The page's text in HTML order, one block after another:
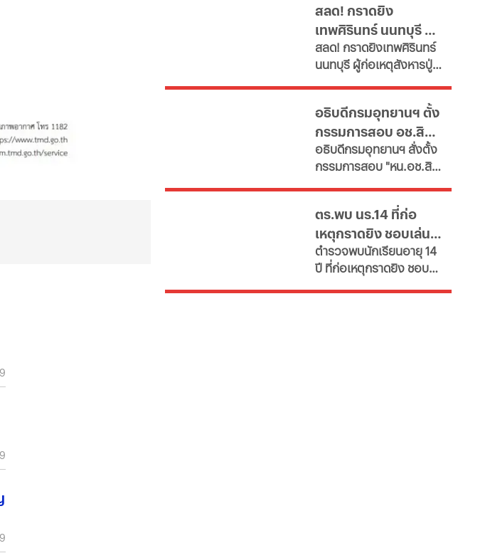
รายจ่ายบุคลากรพุ่งทะยาน
กระทบเงินลงทุนโครงสร้าง
พื้นฐานและการพัฒนา
ประเทศ เผย 11 สายงานจะ
หายไป เช็กที่นี่
แล้ว ขณะที่ยอดผู้เสียชีวิต
พุ่งเป็น 7 ราย บาดเจ็บกว่า
15 ราย
สลด! กราดยิง
เทพศิรินทร์ นนทบุรี ดับ
7 พบยิงปู่ย่าก่อนบุก
โรงเรียน
สลด! กราดยิงเทพศิรินทร์
นนทบุรี ผู้ก่อเหตุสังหารปู่
ก่อนพกอาวุธและกระสุนมา
ก่อเหตุที่โรงเรียน
อธิบดีกรมอุทยานฯ ตั้ง
กรรมการสอบ อช.สิมิ
ลัน ให้วีระ พักแรม 4 ปี
ก่อน
อธิบดีกรมอุทยานฯ​ สั่งตั้ง
กรรมการสอบ "หน.อช.สิมิ
กาศกรมฯหรือไม่
ตร.พบ นร.14 ที่ก่อ
เหตุกราดยิง ชอบเล่น
เกมรุนแรง และศึกษาที่
สหรัฐ
ตำรวจพบนักเรียนอายุ 14
ปี ที่ก่อเหตุกราดยิง ชอบ